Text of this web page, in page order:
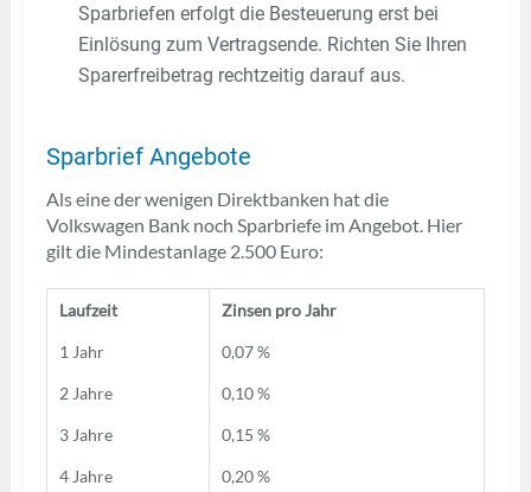
Sparbriefen erfolgt die Besteuerung erst bei
Einlösung zum Vertragsende. Richten Sie Ihren
Sparerfreibetrag rechtzeitig darauf aus.
Sparbrief Angebote
Als eine der wenigen Direktbanken hat die
Volkswagen Bank noch Sparbriefe im Angebot. Hier
gilt die Mindestanlage 2.500 Euro:
Laufzeit Zinsen pro Jahr
1 Jahr 0,07 %
2 Jahre 0,10 %
3 Jahre 0,15 %
4 Jahre 0,20 %